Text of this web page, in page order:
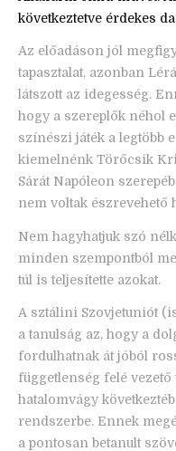
következtetve érdekes
Az előadáson jól
tapasztalat, azonban
látszott az idegesség.
hogy a szereplők néhol
színészi játék a legtöbb
kiemelnénk Törőcsik
Sárát Napóleon
nem voltak észrevehető
Nem hagyhatjuk szó
minden szempontból
túl is teljesítette azokat.
A sztálini Szovjetuniót (
a tanulság az, hogy a
fordulhatnak át jóból
függetlenség felé
hatalomvágy
rendszerbe. Ennek
a pontosan betanult